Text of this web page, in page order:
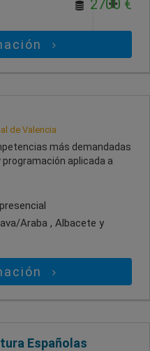
2700 €
de Valencia
más demandadas
aplicada a
Araba , Albacete y
Españolas